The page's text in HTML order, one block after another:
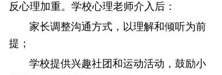
反心理加重。学校心理老师介入后：
家长调整沟通方式，以理解和倾听为前
提；
学校提供兴趣社团和运动活动，鼓励小